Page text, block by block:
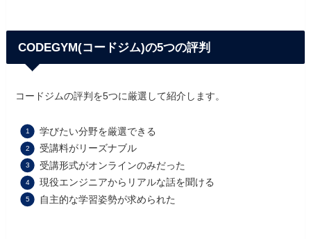
CODEGYM(コードジム)の5つの評判
コードジムの評判を5つに厳選して紹介します。
学びたい分野を厳選できる
受講料がリーズナブル
受講形式がオンラインのみだった
現役エンジニアからリアルな話を聞ける
自主的な学習姿勢が求められた